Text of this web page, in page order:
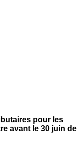
pour les
avant le 30 juin de